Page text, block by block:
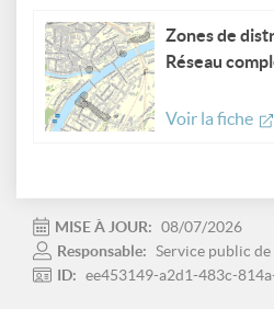
Zones de
Réseau
Voir la fiche
MISE À JOUR: 08/07/2026
Responsable: Service public
ID: ee453149-a2d1-483c-